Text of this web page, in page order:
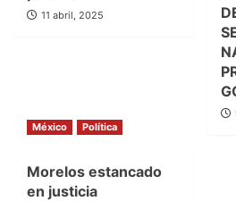
11 abril, 2025
México
Política
Morelos estancado
en justicia